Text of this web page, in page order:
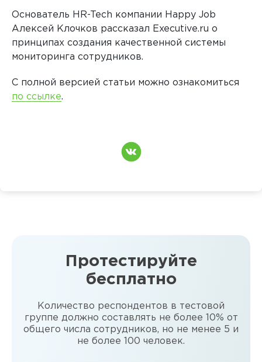
Основатель HR-Tech компании Happy Job
Алексей Клочков рассказал Executive.ru о
принципах создания качественной системы
мониторинга сотрудников.
С полной версией статьи можно ознакомиться
по ссылке.
Протестируйте
бесплатно
Количество респондентов в тестовой
группе должно составлять не более 10% от
общего числа сотрудников, но не менее 5 и
не более 100 человек.